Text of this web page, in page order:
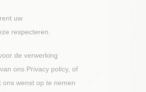
uw
respecteren.
de verwerking
ons Privacy policy, of
wenst op te nemen